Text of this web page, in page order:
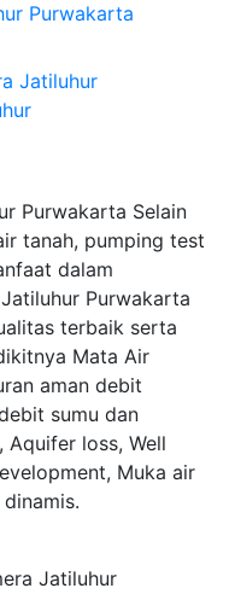
Purwakarta
Jatiluhur
Purwakarta Selain
tanah, pumping test
dalam
Purwakarta
terbaik serta
Mata Air
aman debit
sumu dan
Aquifer loss, Well
Muka air
Jatiluhur